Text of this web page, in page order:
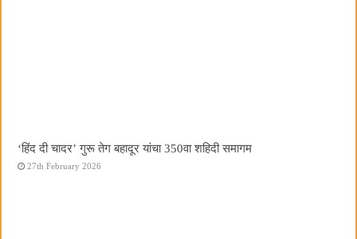
‘हिंद दी चादर’ गुरू तेग बहादूर यांचा 350वा शहिदी समागम
27th February 2026